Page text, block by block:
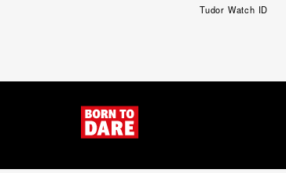
Tudor Watch ID